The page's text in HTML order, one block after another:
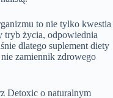
to nie tylko kwestia
tryb życia, odpowiednia
dlatego suplement diety
zamiennik zdrowego
Detoxic o naturalnym